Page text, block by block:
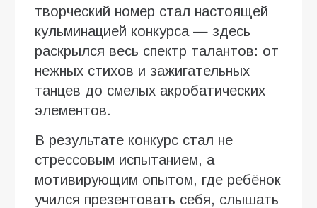
творческий номер стал настоящей
кульминацией конкурса — здесь
раскрылся весь спектр талантов: от
нежных стихов и зажигательных
танцев до смелых акробатических
элементов.
В результате конкурс стал не
стрессовым испытанием, а
мотивирующим опытом, где ребёнок
учился презентовать себя, слышать